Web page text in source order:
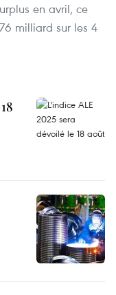
en avril, ce
milliard sur les 4